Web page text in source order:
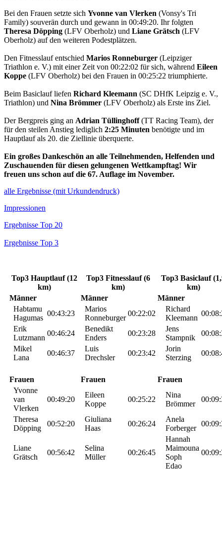
Bei den Frauen setzte sich Yvonne van Vlerken (Vonsy's Tri
Family) souverän durch und gewann in 00:49:20. Ihr folgten
Theresa Döpping (LFV Oberholz) und Liane Grätsch (LFV
Oberholz) auf den weiteren Podestplätzen.
Den Fitnesslauf entschied Marios Ronneburger (Leipziger
Triathlon e. V.) mit einer Zeit von 00:22:02 für sich, während Eileen
Koppe (LFV Oberholz) bei den Frauen in 00:25:22 triumphierte.
Beim Basiclauf liefen Richard Kleemann (SC DHfK Leipzig e. V.,
Triathlon) und Nina Brömmer (LFV Oberholz) als Erste ins Ziel.
Der Bergpreis ging an Adrian Tüllinghoff(TT Racing Team), der
für den steilen Anstieg lediglich 2:25 Minuten benötigte und im
Hauptlauf als 20. die Ziellinie überquerte.
Ein großes Dankeschön an alle Teilnehmenden, Helfenden und
Zuschauenden für diesen gelungenen Wettkampftag! Wir
freuen uns schon auf die 67. Auflage im November.
alle Ergebnisse (mit Urkundendruck)
Impressionen
Ergebnisse Top 20
Ergebnisse Top 3
Top3 Hauptlauf (12
km)
Top3 Fitnesslauf (6
km)
Top3 Basiclauf
km)
Männer
Männer
Männer
Habtamu
Hagumas
00:43:23
Marios
Ronneburger
00:22:02
Richard
Kleemann
Erik
Lutzmann
00:46:24
Benedikt
Enders
00:23:28
Jens
Stampnik
Mikel
Lana
00:46:37
Luis
Drechsler
00:23:42
Jorin
Sterzing
Frauen Frauen
Frauen
Yvonne
van
Vlerken
00:49:20
Eileen
Koppe
00:25:22
Nina
Brömmer
Theresa
Döpping
00:52:20
Giuliana
Haas
00:26:24
Anela
Forberger
Liane
Grätsch
00:56:42
Selina
Müller
00:26:45
Hannah
Maimouna
Soph
Edao